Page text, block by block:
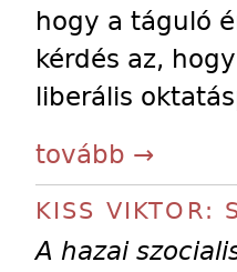
hogy a táguló
kérdés az,
liberális
tovább →
KISS VIKTOR:
A hazai